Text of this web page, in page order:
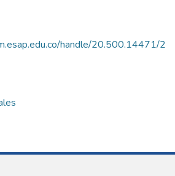
handle/20.500.14471/2